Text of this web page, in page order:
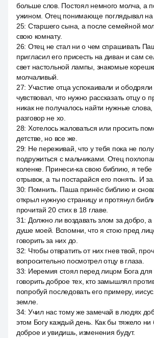
больше слов. Постоял немного молча, а
ужином. Отец понимающе поглядывал на
25: Старшего сына, а после семейной
свою комнату.
26: Отец не стал ни о чем спрашивать
пригласил его присесть на диван и сам
свет настольной лампы, знакомые
молчаливый.
27: Участие отца успокаивали и
чувствовал, что нужно рассказать отцу
никак не получалось найти нужные
разговор не хо.
28: Хотелось жаловаться или просить
детстве, но все же.
29: Не переживай, что у тебя пока не
подружиться с мальчиками. Отец
коленке. Принеси-ка свою библию, я тебе
отрывок, а ты постарайся его понять. И за.
30: Помнить. Паша принёс библию и
открыл нужную страницу и протянул
прочитай 20 стих в 18 главе.
31: Должно ли воздавать злом за добро,
душе моей. Вспомни, что я стою пред
говорить за них до.
32: Чтобы отвратить от них гнев твой,
вопросительно посмотрел отцу в глаза.
33: Иеремия стоял перед лицом Бога для
говорить доброе тех, кто замышлял
попробуй последовать его примеру,
земле.
34: Учил нас тому же замечай в людях
этом Богу каждый день. Как бы тяжело ни
доброе и увидишь, изменения будут.